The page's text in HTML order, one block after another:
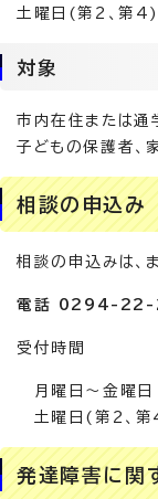
土曜日(第2、第
対象
市内在住または通
子どもの保護者、
相談の申込み
相談の申込みは、
電話 0294-22-
受付時間
月曜日〜金曜
土曜日(第2、
発達障害に関